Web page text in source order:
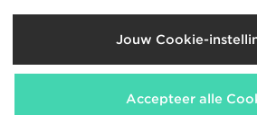
Verzenden Naar
België
Wij accepteren de volgende
Jouw Cookie-
Accepteer alle